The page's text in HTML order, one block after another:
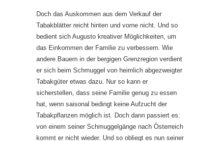
Doch das Auskommen aus dem Verkauf der
Tabakblätter reicht hinten und vorne nicht. Und so
bedient sich Augusto kreativer Möglichkeiten, um
das Einkommen der Familie zu verbessern. Wie
andere Bauern in der bergigen Grenzregion verdient
er sich beim Schmuggel von heimlich abgezweigter
Tabakgüter etwas dazu. Nur so kann er
sicherstellen, dass seine Familie genug zu essen
hat, wenn saisonal bedingt keine Aufzucht der
Tabakpflanzen möglich ist. Doch dann passiert es:
von einem seiner Schmuggelgänge nach Österreich
kommt er nicht wieder. Und so obliegt es nun seiner